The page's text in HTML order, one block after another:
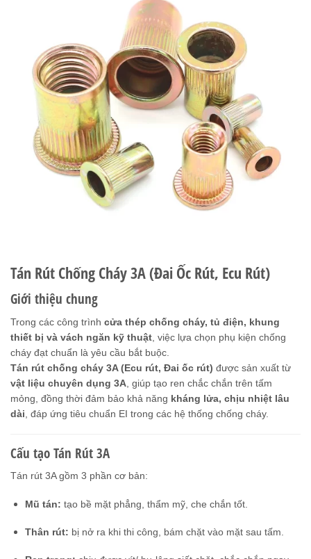
Tán Rút Chống Cháy 3A (Đai Ốc Rút, Ecu Rút)
Giới thiệu chung
Trong các công trình cửa thép chống cháy, tủ điện, khung
thiết bị và vách ngăn kỹ thuật , việc lựa chọn phụ kiện chống
cháy đạt chuẩn là yêu cầu bắt buộc.
Tán rút chống cháy 3A (Ecu rút, Đai ốc rút) được sản xuất từ
vật liệu chuyên dụng 3A , giúp tạo ren chắc chắn trên tấm
mỏng, đồng thời đảm bảo khả năng kháng lửa, chịu nhiệt lâu
dài , đáp ứng tiêu chuẩn EI trong các hệ thống chống cháy.
Cấu tạo Tán Rút 3A
Tán rút 3A gồm 3 phần cơ bản:
Mũ tán: tạo bề mặt phẳng, thẩm mỹ, che chắn tốt.
Thân rút: bị nở ra khi thi công, bám chặt vào mặt sau tấm.